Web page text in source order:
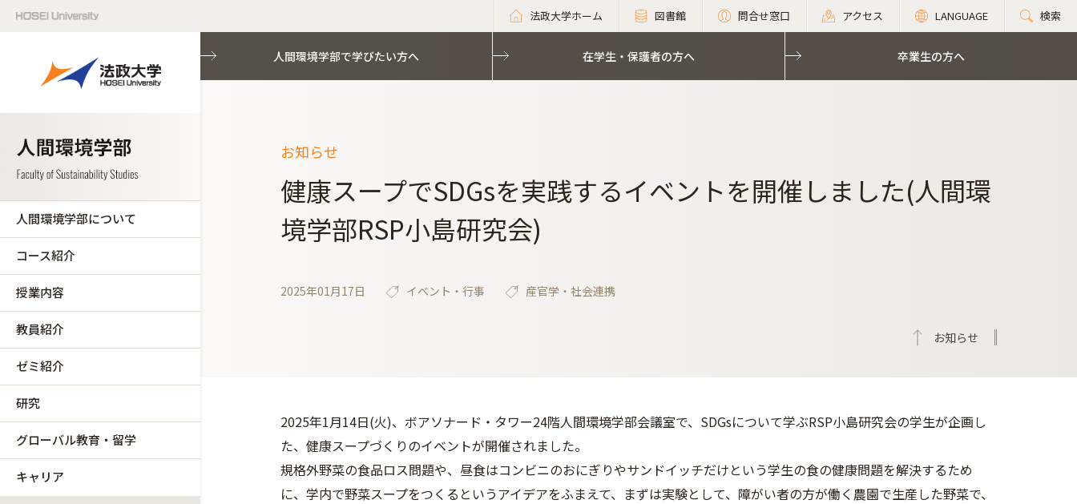
法政大学ホーム 図書館 問合せ窓口 アクセス LANGUAGE 検索
人間環境学部について
コース紹介
授業内容
教員紹介
ゼミ紹介
研究
グローバル教育・留学
キャリア
人間環境学部で学びたい方へ 在学生・保護者の方へ 卒業生の方へ
お知らせ
健康スープでSDGsを実践するイベントを開催しました(人間環
境学部RSP小島研究会)
2025年01月17日 イベント・行事 産官学・社会連携
お知らせ
2025年1月14日(火)、ボアソナード・タワー24階人間環境学部会議室で、SDGsについて学ぶRSP小島研究会の学生が企画し
た、健康スープづくりのイベントが開催されました。
規格外野菜の食品ロス問題や、昼食はコンビニのおにぎりやサンドイッチだけという学生の食の健康問題を解決するため
に、学内で野菜スープをつくるというアイデアをふまえて、まずは実験として、障がい者の方が働く農園で生産した野菜で、